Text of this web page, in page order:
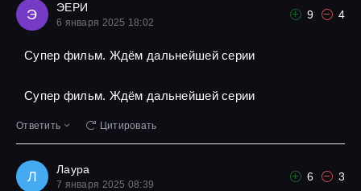
Э ЭЕРИ
6 января 2025 18:02
9 4
Супер фильм. Ждём дальнейшей серии
Супер фильм. Ждём дальнейшей серии
Ответить Цитировать
Л Лаура
7 января 2025 08:39
6 3